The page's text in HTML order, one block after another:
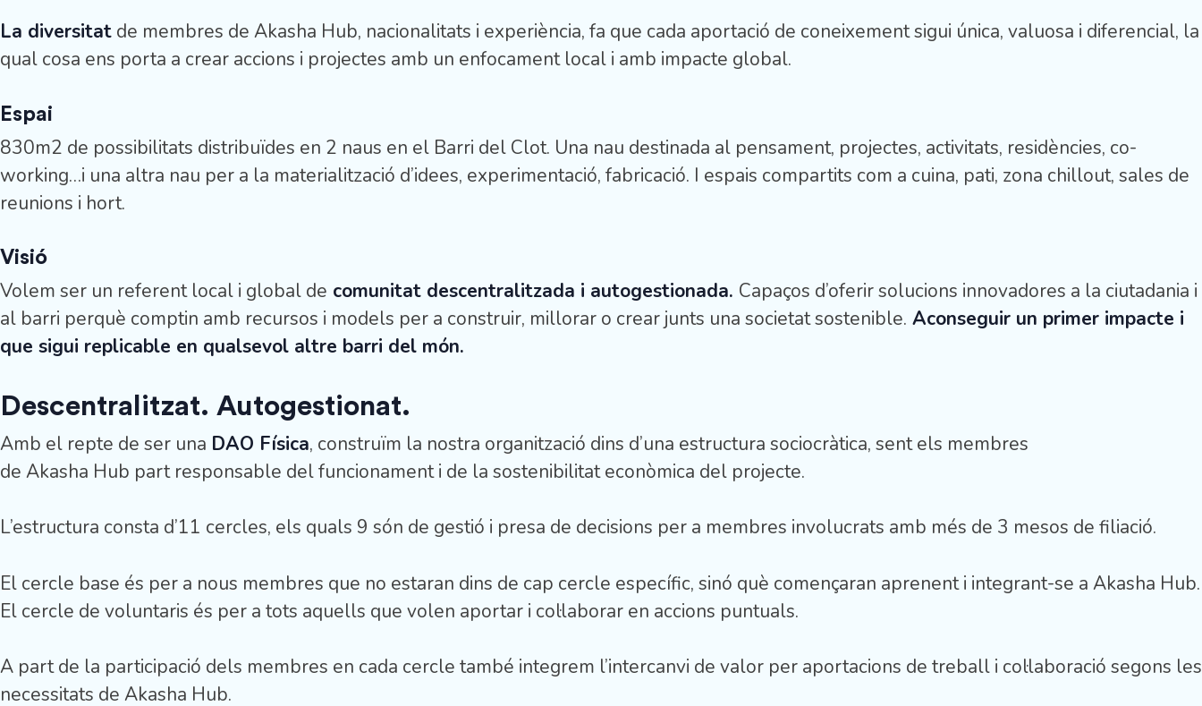
La diversitat de membres de Akasha Hub, nacionalitats i experiència, fa que cada aportació de coneixement sigui única, valuosa i diferencial, la
qual cosa ens porta a crear accions i projectes amb un enfocament local i amb impacte global.
Espai
830m2 de possibilitats distribuïdes en 2 naus en el Barri del Clot. Una nau destinada al pensament, projectes, activitats, residències, co-
working…i una altra nau per a la materialització d’idees, experimentació, fabricació. I espais compartits com a cuina, pati, zona chillout, sales de
reunions i hort.
Visió
Volem ser un referent local i global de comunitat descentralitzada i autogestionada. Capaços d’oferir solucions innovadores a la ciutadania i
al barri perquè comptin amb recursos i models per a construir, millorar o crear junts una societat sostenible. Aconseguir un primer impacte i
que sigui replicable en qualsevol altre barri del món.
Descentralitzat. Autogestionat.
Amb el repte de ser una DAO Física, construïm la nostra organització dins d’una estructura sociocràtica, sent els membres
de Akasha Hub part responsable del funcionament i de la sostenibilitat econòmica del projecte.
L’estructura consta d’11 cercles, els quals 9 són de gestió i presa de decisions per a membres involucrats amb més de 3 mesos de filiació.
El cercle base és per a nous membres que no estaran dins de cap cercle específic, sinó què començaran aprenent i integrant-se a Akasha Hub.
El cercle de voluntaris és per a tots aquells que volen aportar i col·laborar en accions puntuals.
A part de la participació dels membres en cada cercle també integrem l’intercanvi de valor per aportacions de treball i col·laboració segons les
necessitats de Akasha Hub.